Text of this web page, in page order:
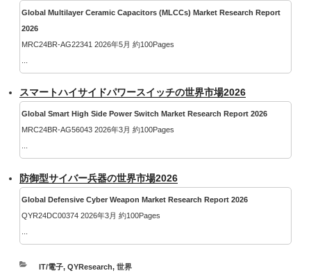
Global Multilayer Ceramic Capacitors (MLCCs) Market Research Report
2026
MRC24BR-AG22341 2026年5月 約100Pages
スマートハイサイドパワースイッチの世界市場2026
Global Smart High Side Power Switch Market Research Report 2026
MRC24BR-AG56043 2026年3月 約100Pages
防御型サイバー兵器の世界市場2026
Global Defensive Cyber Weapon Market Research Report 2026
QYR24DC00374 2026年3月 約100Pages
カ
IT/電子, QYResearch, 世界